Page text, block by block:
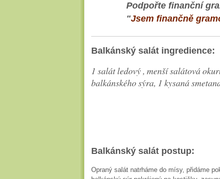
Podpořte finanční
"Jsem finančně
Balkánský salát ingredience:
1 salát ledový , menší salátová
balkánského sýra, 1 kysaná
Balkánský salát postup:
Opraný salát natrháme do mísy, přidáme